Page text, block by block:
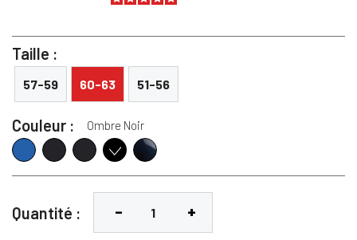
Taille :
57-59 60-63 51-56
Couleur : Ombre Noir
Bleu MatNoir MatNoir shineOmbre Noir
Bleu Shine
Quantité :